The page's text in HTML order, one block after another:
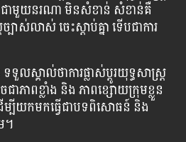
ាមួយ​នរណា មិន​សំខាន់ សំខាន់​គឺ​
បាស់​លាស់ ចេះ​ស្ដាប់​គ្នា ទើប​ជា​ការ​
ទួល​ស្គាល់​ថា​ការ​ផ្លាស់​ប្ដូរ​យុទ្ធសាស្ត្រ
ភាព​ខ្លាំង និង​ ភាព​ខ្សោយ​ក្រុម​ខ្លួន​
ម្បី​យក​មក​ធ្វើ​ជា​បទ​ពិសោធន៍ និង​
។